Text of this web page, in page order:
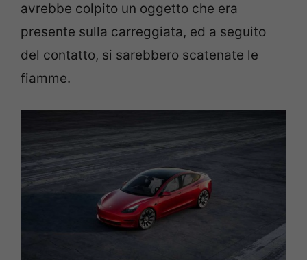
avrebbe colpito un oggetto che era
presente sulla carreggiata, ed a seguito
del contatto, si sarebbero scatenate le
fiamme.